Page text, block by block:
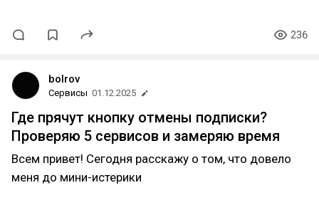
236
bolrov
Сервисы 01.12.2025
Где прячут кнопку отмены подписки?
Проверяю 5 сервисов и замеряю время
Всем привет! Сегодня расскажу о том, что довело
меня до мини-истерики